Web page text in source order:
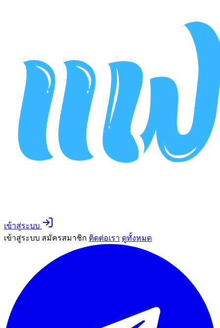
เข้าสู่ระบบ
เข้าสู่ระบบ สมัครสมาชิก ติดต่อเรา ดูทั้งหมด